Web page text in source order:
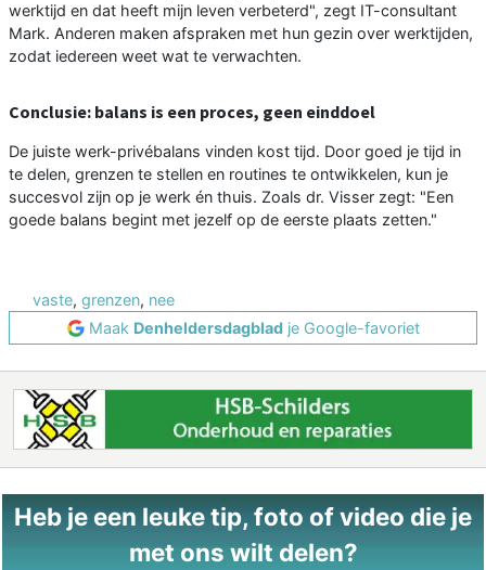
werktijd en dat heeft mijn leven verbeterd", zegt IT-consultant
Mark. Anderen maken afspraken met hun gezin over werktijden,
zodat iedereen weet wat te verwachten.
Conclusie: balans is een proces, geen einddoel
De juiste werk-privébalans vinden kost tijd. Door goed je tijd in
te delen, grenzen te stellen en routines te ontwikkelen, kun je
succesvol zijn op je werk én thuis. Zoals dr. Visser zegt: "Een
goede balans begint met jezelf op de eerste plaats zetten."
vaste, grenzen, nee
Maak Denheldersdagbladje Google-favoriet
Heb je een leuke tip, foto of video die je
met ons wilt delen?